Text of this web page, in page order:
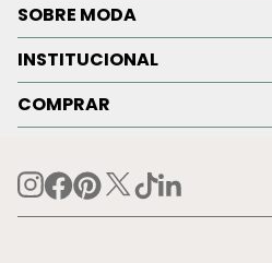
SOBRE MODA
INSTITUCIONAL
COMPRAR